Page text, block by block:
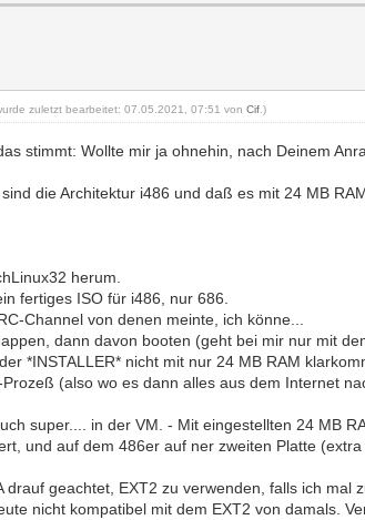
zuletzt bearbeitet: 07.05.2021, 07:51 vonCif.)
stimmt: Wollte mir ja ohnehin, nach Deinem
die Architektur i486 und daß es mit 24 MB
herum.
fertiges ISO für i486, nur 686.
Channel von denen meinte, ich könne...
dann davon booten (geht bei mir nur mit
*INSTALLER* nicht mit nur 24 MB RAM
(also wo es dann alles aus dem Internet
super.... in der VM. - Mit eingestellten 24 MB
und auf dem 486er auf ner zweiten Platte
drauf geachtet, EXT2 zu verwenden, falls ich
nicht kompatibel mit dem EXT2 von damals.